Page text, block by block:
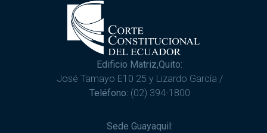
Edificio Matriz,Quito:
José Tamayo E10 25 y Lizardo García /
Teléfono: (02) 394-1800
Sede Guayaquil: